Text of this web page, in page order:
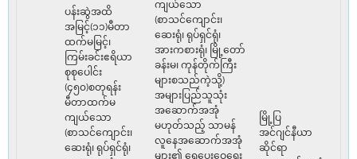
ပန်းဆွဲအထိ
အမြင့်(၁၁)မီတာ
ထက်မမြင့်၊
ကြမ်းခင်းဧရိယာ
စုစုပေါင်း
(၄၅၀)စတုရန်း
မီတာထက်မ
ကျယ်သော
(စာသင်ကျောင်း၊
ဆေးရုံ၊ ရုပ်ရှင်ရုံ၊
ကျယ်သော
(စာသင်ကျောင်း၊
ဆေးရုံ၊ ရုပ်ရှင်ရုံ၊
အားကစားရုံ၊ မြို့တော်
ခန်းမ၊ ကုန်တိုက်ကြီး
များစသည်ကဲ့သို့)
အများပြည်သူသုံး
အဆောက်အအုံ
မဟုတ်သည့် သာမန်
လူနေအဆောက်အအုံ
များ၏ ရေပေးဝေရေး
မြို့ပြ
အင်ဂျင်နီယာ
ဆိုင်ရာ